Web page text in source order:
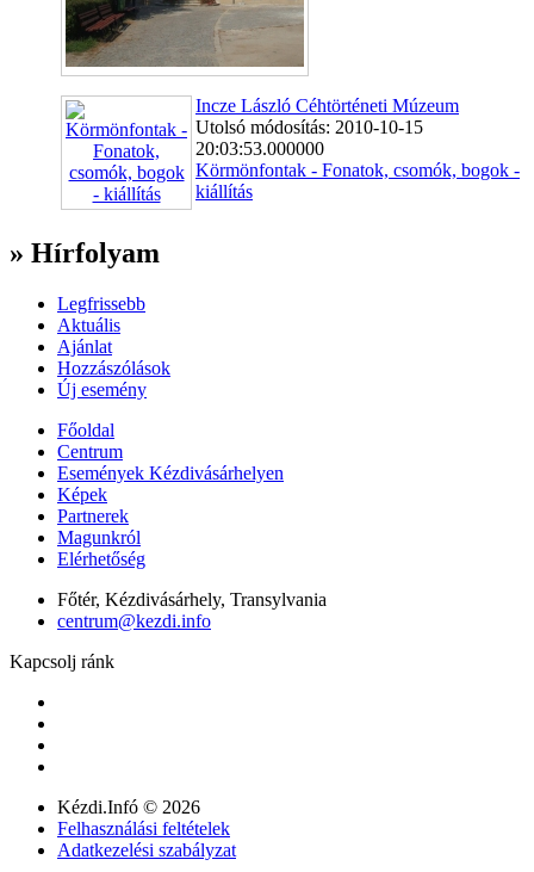
Incze László Céhtörténeti Múzeum
Utolsó módosítás: 2010-10-15
20:03:53.000000
Körmönfontak - Fonatok, csomók, bogok -
kiállítás
» Hírfolyam
Legfrissebb
Aktuális
Ajánlat
Hozzászólások
Új esemény
Főoldal
Centrum
Események Kézdivásárhelyen
Képek
Partnerek
Magunkról
Elérhetőség
Főtér, Kézdivásárhely, Transylvania
centrum@kezdi.info
Kapcsolj ránk
Kézdi.Infó © 2026
Felhasználási feltételek
Adatkezelési szabályzat